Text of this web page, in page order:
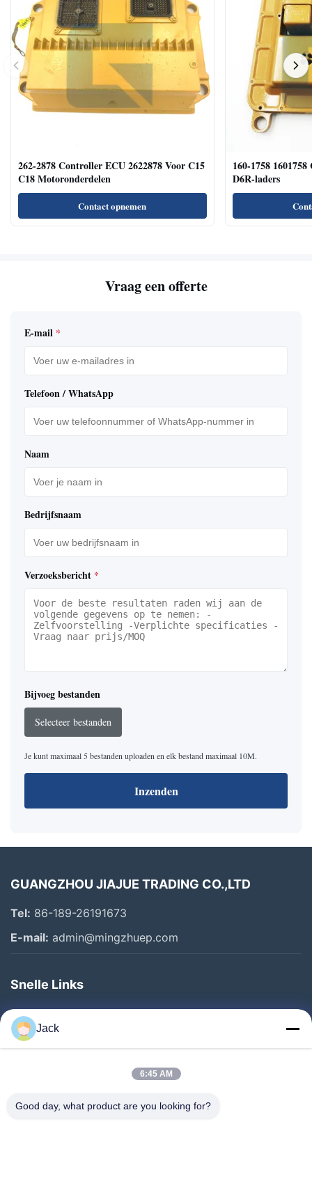
262-2878 Controller ECU 2622878 Voor C15
C18 Motoronderdelen
Contact opnemen
160-1758
D6R-laders
Vraag een offerte
E-mail *
Telefoon / WhatsApp
Naam
Bedrijfsnaam
Verzoeksbericht *
Bijvoeg bestanden
Selecteer bestanden
Je kunt maximaal 5 bestanden uploaden en elk bestand maximaal 10M.
Inzenden
GUANGZHOU JIAJUE TRADING CO.,LTD
Tel: 86-189-26191673
E-mail: admin@mingzhuep.com
Snelle Links
Thuis
Producten
Kwaliteitscontrole
Jack
6:45 AM
Good day, what product are you looking for?